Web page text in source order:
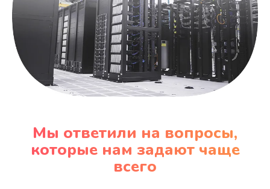
990 руб.
Заказать
Замена SSD
895 руб.
Заказать
1290 руб.
Заказать
Мы ответили на вопросы,
которые нам задают чаще
всего